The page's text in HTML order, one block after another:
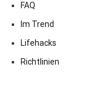
FAQ
Im Trend
Lifehacks
Richtlinien